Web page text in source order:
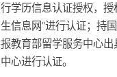
行学历信息认证授权，
生信息网”进行认证；持
报教育部留学服务中心
中心进行认证。